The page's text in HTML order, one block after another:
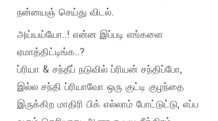
நன்னயஞ் செய்து விடல்.
அய்யய்யோ..! என்ன இப்படி எங்களை
ஏமாத்திட்டிங்க..?
ப்ரியா & சந்தீப் நடுவில் ப்ரியன் சந்திப்போ,
இல்ல சந்தி ப்ரியாவோ ஒரு குட்டி குழந்தை
இருக்கிற மாதிரி பிக் எல்லாம் போட்டுட்டு, எப்ப